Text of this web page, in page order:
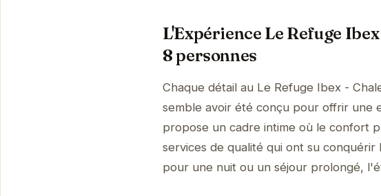
L'Expérience Le Refuge
8 personnes
Chaque détail au Le Refuge Ibex -
semble avoir été conçu pour offrir une
propose un cadre intime où le confort
services de qualité qui ont su
pour une nuit ou un séjour prolongé,